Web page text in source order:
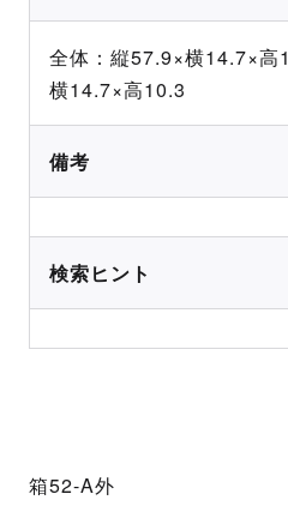
全体：縦57.9×横14.7×
横14.7×高10.3
備考
検索ヒント
箱52-A外